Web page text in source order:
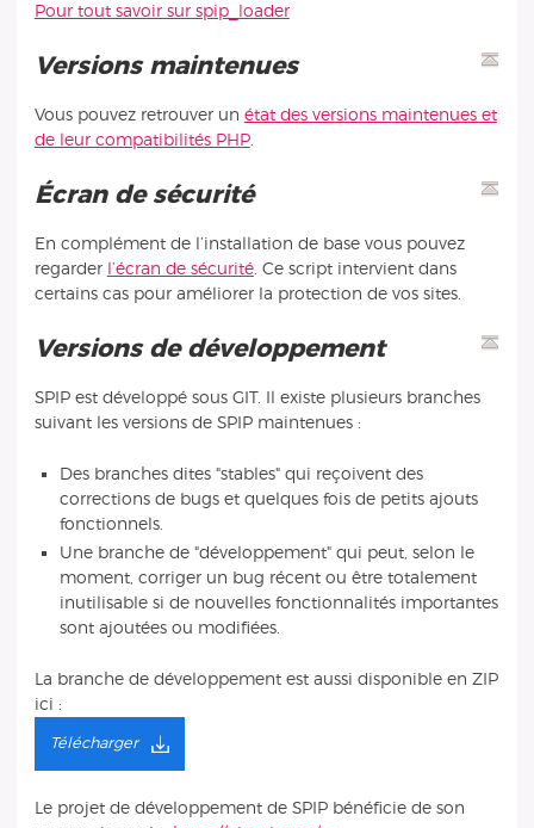
Pour tout savoir sur spip_loader
Versions maintenues
Vous pouvez retrouver un état des versions maintenues et
de leur compatibilités PHP.
Écran de sécurité
En complément de l’installation de base vous pouvez
regarder l’écran de sécurité. Ce script intervient dans
certains cas pour améliorer la protection de vos sites.
Versions de développement
SPIP est développé sous GIT. Il existe plusieurs branches
suivant les versions de SPIP maintenues :
Des branches dites "stables" qui reçoivent des
corrections de bugs et quelques fois de petits ajouts
fonctionnels.
Une branche de "développement" qui peut, selon le
moment, corriger un bug récent ou être totalement
inutilisable si de nouvelles fonctionnalités importantes
sont ajoutées ou modifiées.
La branche de développement est aussi disponible en ZIP
ici :
Télécharger
Le projet de développement de SPIP bénéficie de son